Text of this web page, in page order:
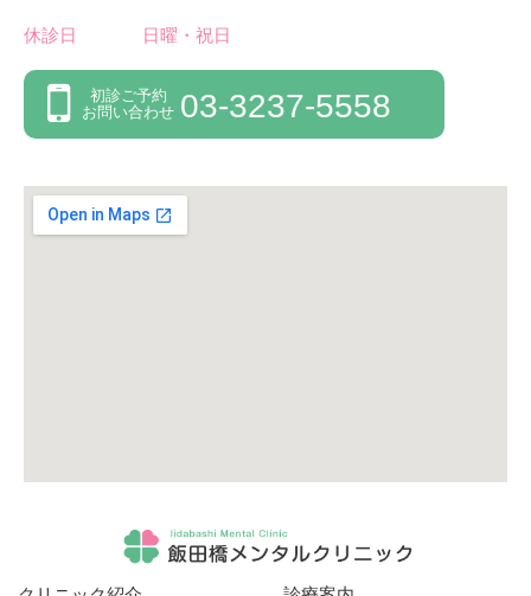
休診日 日曜・祝日
初診ご予約
お問い合わせ 03-3237-5558